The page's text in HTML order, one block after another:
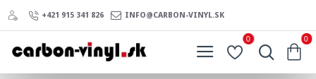
+421 915 341 826 INFO@CARBON-VINYL.SK
0 0